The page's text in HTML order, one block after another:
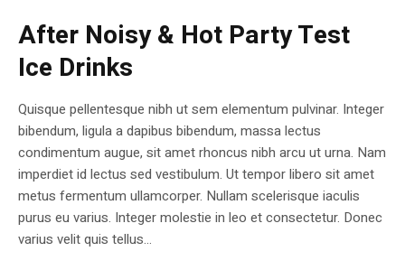
After Noisy & Hot Party Test
Ice Drinks
Quisque pellentesque nibh ut sem elementum pulvinar. Integer
bibendum, ligula a dapibus bibendum, massa lectus
condimentum augue, sit amet rhoncus nibh arcu ut urna. Nam
imperdiet id lectus sed vestibulum. Ut tempor libero sit amet
metus fermentum ullamcorper. Nullam scelerisque iaculis
purus eu varius. Integer molestie in leo et consectetur. Donec
varius velit quis tellus...